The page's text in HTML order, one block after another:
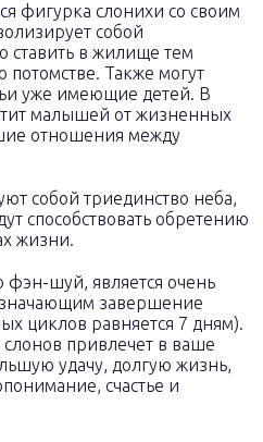
фигурка слонихи со своим
собой
ставить в жилище тем
Также могут
уже имеющие детей. В
малышей от жизненных
отношения между
собой триединство неба,
способствовать обретению
жизни.
фэн-шуй, является очень
завершение
циклов равняется 7 дням).
слонов привлечет в ваше
удачу, долгую жизнь,
счастье и